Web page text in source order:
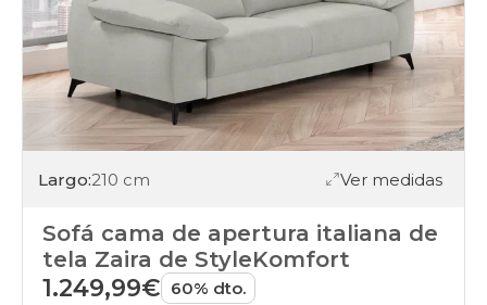
Largo:210 cm Ver medidas
Sofá cama de apertura italiana de
tela Zaira de StyleKomfort
1.249,99€ 60% dto.